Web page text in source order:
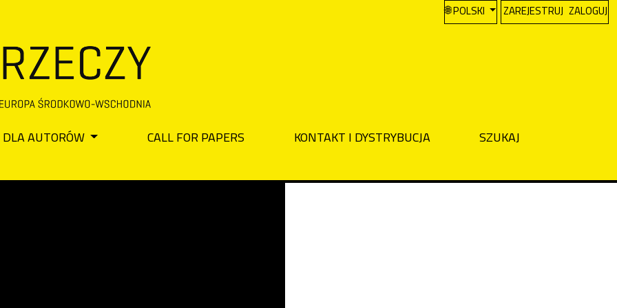
CHANGE THE LANGUAGE. THE
POLSKI ZAREJESTRUJ ZALOGUJ
DLA AUTORÓW CALL FOR PAPERS KONTAKT I DYSTRYBUCJA
SZUKAJ